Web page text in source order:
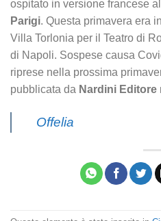
ospitato in versione francese
Parigi. Questa primavera era
Villa Torlonia per il Teatro di
di Napoli. Sospese causa
riprese nella prossima
pubblicata da Nardini Editore
Offelia